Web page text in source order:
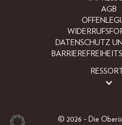
AGB
DATENSCHUTZ
© 2026 - Die